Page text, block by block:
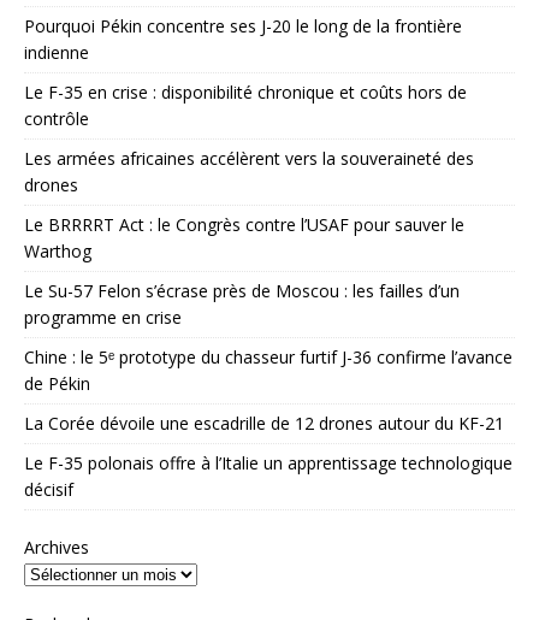
Pourquoi Pékin concentre ses J-20 le long de la frontière
indienne
Le F-35 en crise : disponibilité chronique et coûts hors de
contrôle
Les armées africaines accélèrent vers la souveraineté des
drones
Le BRRRRT Act : le Congrès contre l’USAF pour sauver le
Warthog
Le Su-57 Felon s’écrase près de Moscou : les failles d’un
programme en crise
Chine : le 5ᵉ prototype du chasseur furtif J-36 confirme l’avance
de Pékin
La Corée dévoile une escadrille de 12 drones autour du KF-21
Le F-35 polonais offre à l’Italie un apprentissage technologique
décisif
Archives